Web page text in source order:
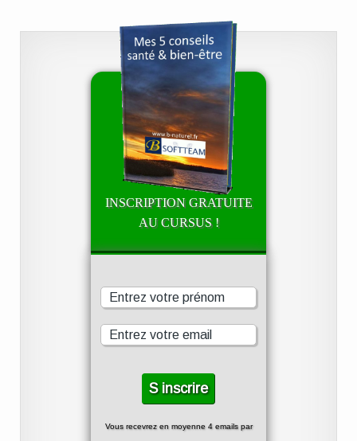
INSCRIPTION GRATUITE
AU CURSUS !
Vous recevrez en moyenne 4 emails par